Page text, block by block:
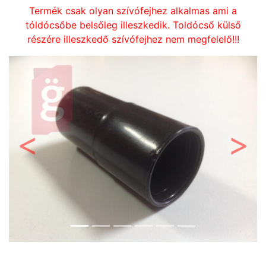
Termék csak olyan szívófejhez alkalmas ami a
tóldócsőbe belsőleg illeszkedik. Toldócső külső
részére illeszkedő szívófejhez nem megfelelő!!!
Előző